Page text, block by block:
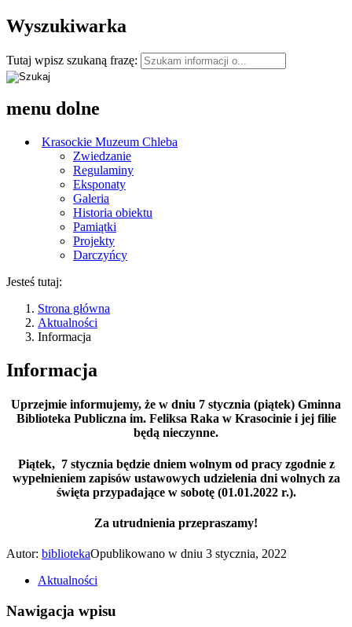
Wyszukiwarka
Tutaj wpisz szukaną frazę:
menu dolne
Krasockie Muzeum Chleba
Zwiedzanie
Regulaminy
Eksponaty
Galeria
Historia obiektu
Pamiątki
Projekty
Darczyńcy
Jesteś tutaj:
Strona główna
Aktualności
Informacja
Informacja
Uprzejmie informujemy, że w dniu 7 stycznia (piątek) Gminna
Biblioteka Publiczna im. Feliksa Raka w Krasocinie i jej filie
będą nieczynne.
Piątek, 7 stycznia będzie dniem wolnym od pracy zgodnie z
wypełnieniem zapisów ustawowych udzielenia dni wolnych za
święta przypadające w sobotę (01.01.2022 r.).
Za utrudnienia przepraszamy!
Autor: bibliotekaOpublikowano w dniu 3 stycznia, 2022
Aktualności
Nawigacja wpisu